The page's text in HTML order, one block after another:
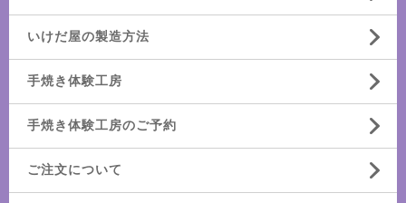
いけだ屋の製造方法
手焼き体験工房
手焼き体験工房のご予約
ご注文について